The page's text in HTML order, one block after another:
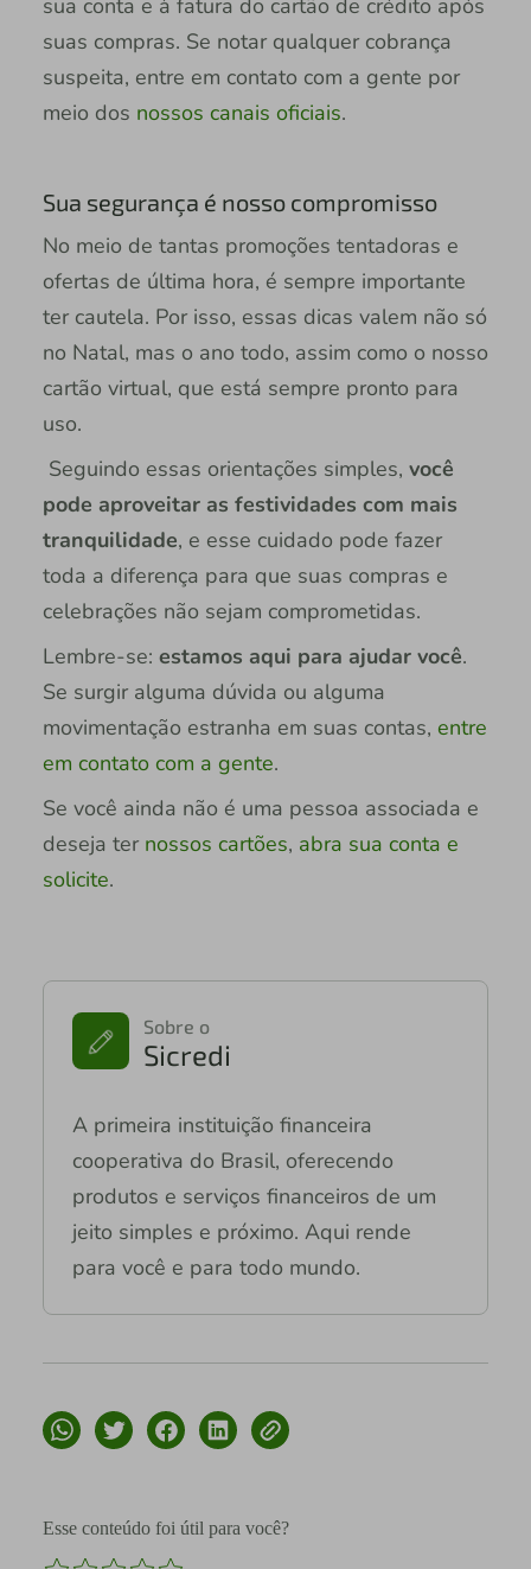
suas compras. Se notar qualquer cobrança
suspeita, entre em contato com a gente por
meio dos nossos canais oficiais.
Sua segurança é nosso compromisso
No meio de tantas promoções tentadoras e
ofertas de última hora, é sempre importante
ter cautela. Por isso, essas dicas valem não só
no Natal, mas o ano todo, assim como o nosso
cartão virtual, que está sempre pronto para
uso.
Seguindo essas orientações simples, você
pode aproveitar as festividades com mais
tranquilidade, e esse cuidado pode fazer
toda a diferença para que suas compras e
celebrações não sejam comprometidas.
Lembre-se: estamos aqui para ajudar você.
Se surgir alguma dúvida ou alguma
movimentação estranha em suas contas, entre
em contato com a gente.
Se você ainda não é uma pessoa associada e
deseja ter nossos cartões, abra sua conta e
solicite.
Sobre o
Sicredi
A primeira instituição financeira
cooperativa do Brasil, oferecendo
produtos e serviços financeiros de um
jeito simples e próximo. Aqui rende
para você e para todo mundo.
Esse conteúdo foi útil para você?